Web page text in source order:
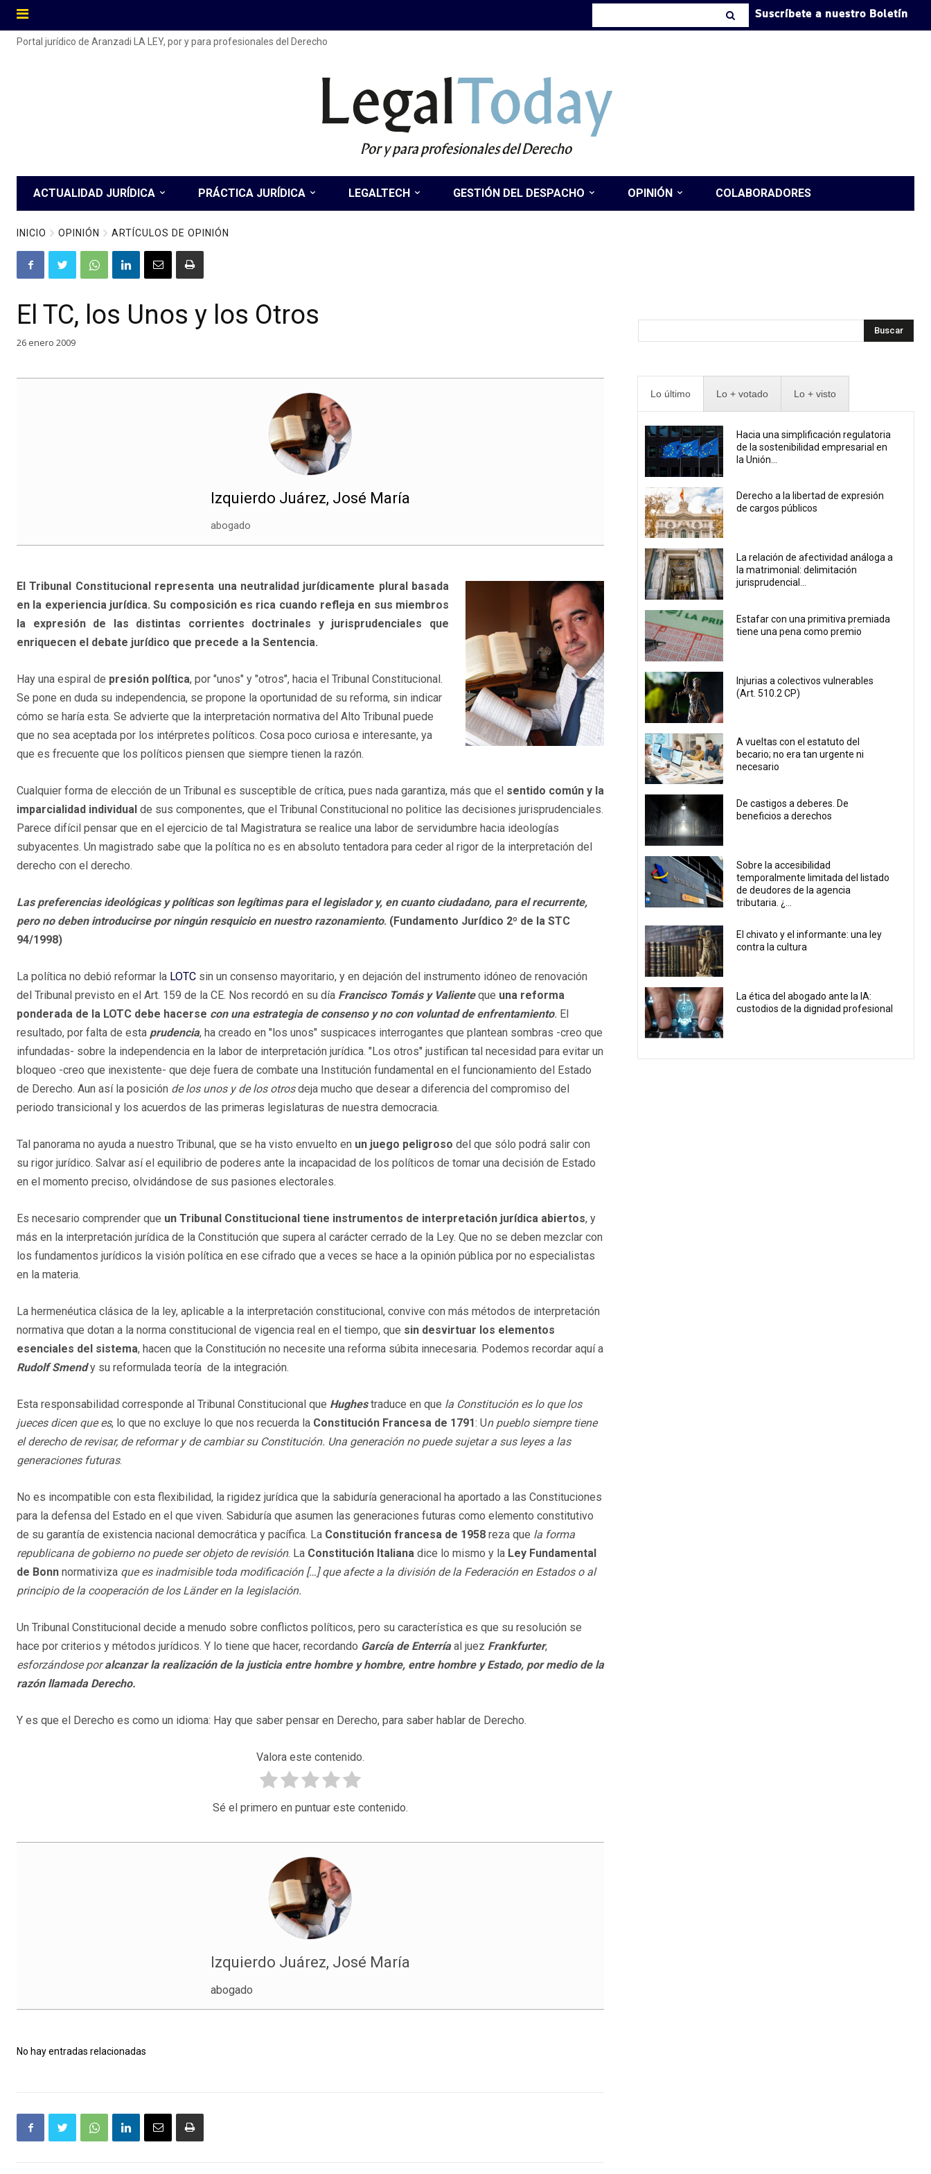
Suscríbete a nuestro Boletín
Portal jurídico de Aranzadi LA LEY, por y para profesionales del Derecho
LegalToday
Por y para profesionales del Derecho
ACTUALIDAD JURÍDICA PRÁCTICA JURÍDICA LEGALTECH GESTIÓN DEL DESPACHO OPINIÓN COLABORADORES
INICIO OPINIÓN ARTÍCULOS DE OPINIÓN
El TC, los Unos y los Otros
26 enero 2009
Izquierdo Juárez, José María
abogado
El Tribunal Constitucional representa una neutralidad jurídicamente plural basada
en la experiencia jurídica. Su composición es rica cuando refleja en sus miembros
la expresión de las distintas corrientes doctrinales y jurisprudenciales que
enriquecen el debate jurídico que precede a la Sentencia.
Hay una espiral de presión política, por "unos" y "otros", hacia el Tribunal Constitucional.
Se pone en duda su independencia, se propone la oportunidad de su reforma, sin indicar
cómo se haría esta. Se advierte que la interpretación normativa del Alto Tribunal puede
que no sea aceptada por los intérpretes políticos. Cosa poco curiosa e interesante, ya
que es frecuente que los políticos piensen que siempre tienen la razón.
Cualquier forma de elección de un Tribunal es susceptible de crítica, pues nada garantiza, más que el sentido común y la
imparcialidad individual de sus componentes, que el Tribunal Constitucional no politice las decisiones jurisprudenciales.
Parece difícil pensar que en el ejercicio de tal Magistratura se realice una labor de servidumbre hacia ideologías
subyacentes. Un magistrado sabe que la política no es en absoluto tentadora para ceder al rigor de la interpretación del
derecho con el derecho.
Las preferencias ideológicas y políticas son legítimas para el legislador y, en cuanto ciudadano, para el recurrente,
pero no deben introducirse por ningún resquicio en nuestro razonamiento. (Fundamento Jurídico 2º de la STC
94/1998)
La política no debió reformar la LOTC sin un consenso mayoritario, y en dejación del instrumento idóneo de renovación
del Tribunal previsto en el Art. 159 de la CE. Nos recordó en su día Francisco Tomás y Valienteque una reforma
ponderada de la LOTC debe hacerse con una estrategia de consenso y no con voluntad de enfrentamiento. El
resultado, por falta de esta prudencia, ha creado en "los unos" suspicaces interrogantes que plantean sombras -creo que
infundadas- sobre la independencia en la labor de interpretación jurídica. "Los otros" justifican tal necesidad para evitar un
bloqueo -creo que inexistente- que deje fuera de combate una Institución fundamental en el funcionamiento del Estado
de Derecho. Aun así la posición de los unos y de los otrosdeja mucho que desear a diferencia del compromiso del
periodo transicional y los acuerdos de las primeras legislaturas de nuestra democracia.
Tal panorama no ayuda a nuestro Tribunal, que se ha visto envuelto en un juego peligroso del que sólo podrá salir con
su rigor jurídico. Salvar así el equilibrio de poderes ante la incapacidad de los políticos de tomar una decisión de Estado
en el momento preciso, olvidándose de sus pasiones electorales.
Es necesario comprender que un Tribunal Constitucional tiene instrumentos de interpretación jurídica abiertos, y
más en la interpretación jurídica de la Constitución que supera al carácter cerrado de la Ley. Que no se deben mezclar con
los fundamentos jurídicos la visión política en ese cifrado que a veces se hace a la opinión pública por no especialistas
en la materia.
La hermenéutica clásica de la ley, aplicable a la interpretación constitucional, convive con más métodos de interpretación
normativa que dotan a la norma constitucional de vigencia real en el tiempo, que sin desvirtuar los elementos
esenciales del sistema, hacen que la Constitución no necesite una reforma súbita innecesaria. Podemos recordar aquí a
Rudolf Smendy su reformulada teoría de la integración.
Esta responsabilidad corresponde al Tribunal Constitucional que Hughestraduce en que la Constituciónes lo que los
jueces dicen que es, lo que no excluye lo que nos recuerda la Constitución Francesa de 1791: Un pueblo siempre tiene
el derecho de revisar, de reformar y de cambiar su Constitución. Una generación no puede sujetar a sus leyes a las
generaciones futuras.
No es incompatible con esta flexibilidad, la rigidez jurídica que la sabiduría generacional ha aportado a las Constituciones
para la defensa del Estado en el que viven. Sabiduría que asumen las generaciones futuras como elemento constitutivo
de su garantía de existencia nacional democrática y pacífica. La Constitución francesa de 1958 reza que la forma
republicana de gobierno no puede ser objeto de revisión. La Constitución Italiana dice lo mismo y la Ley Fundamental
de Bonn normativiza que es inadmisible toda modificación […] que afecte a la división de la Federación en Estados o al
principio de la cooperación de los Länder en la legislación.
Un Tribunal Constitucional decide a menudo sobre conflictos políticos, pero su característica es que su resolución se
hace por criterios y métodos jurídicos. Y lo tiene que hacer, recordando García de Enterríaal juez Frankfurter,
esforzándose poralcanzar la realización de la justicia entre hombre y hombre, entre hombre y Estado, por medio de la
razón llamada Derecho.
Y es que el Derecho es como un idioma: Hay que saber pensar en Derecho, para saber hablar de Derecho.
Valora este contenido.
Sé el primero en puntuar este contenido.
Izquierdo Juárez, José María
abogado
No hay entradas relacionadas
Buscar
Lo último Lo + votado Lo + visto
Hacia una simplificación regulatoria
de la sostenibilidad empresarial en
la Unión...
Derecho a la libertad de expresión
de cargos públicos
La relación de afectividad análoga a
la matrimonial: delimitación
jurisprudencial...
Estafar con una primitiva premiada
tiene una pena como premio
Injurias a colectivos vulnerables
(Art. 510.2 CP)
A vueltas con el estatuto del
becario; no era tan urgente ni
necesario
De castigos a deberes. De
beneficios a derechos
Sobre la accesibilidad
temporalmente limitada del listado
de deudores de la agencia
tributaria. ¿...
El chivato y el informante: una ley
contra la cultura
La ética del abogado ante la IA:
custodios de la dignidad profesional